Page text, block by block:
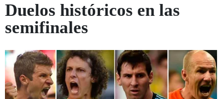
Duelos históricos en las
semifinales